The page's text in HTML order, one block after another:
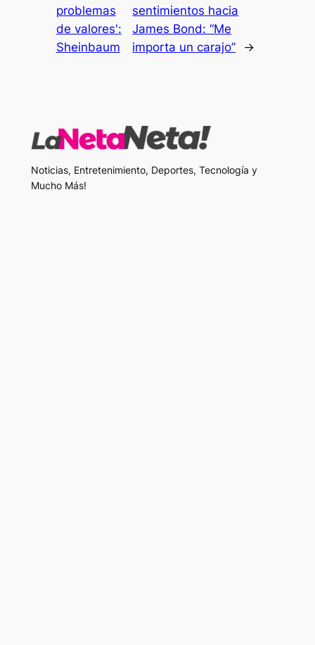
problemas
de valores':
Sheinbaum
sentimientos hacia
James Bond: “Me
importa un carajo”
→
Noticias, Entretenimiento, Deportes, Tecnología y
Mucho Más!